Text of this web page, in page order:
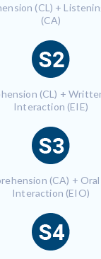
(CL) +
(CA)
(CL) +
Interaction (EIE)
(CA) +
Interaction (EIO)